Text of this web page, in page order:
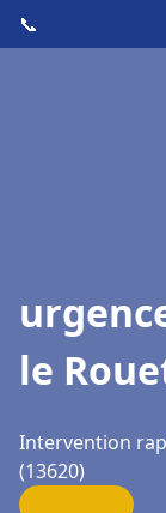
📞
le
Intervention
(13620)